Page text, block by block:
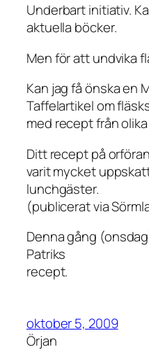
Underbart initiativ.
aktuella böcker.
Men för att undvika
Kan jag få önska en
Taffelartikel om
med recept från
Ditt recept på
varit mycket
lunchgäster.
(publicerat via
Denna gång
Patriks
recept.
oktober 5, 2009
Örjan